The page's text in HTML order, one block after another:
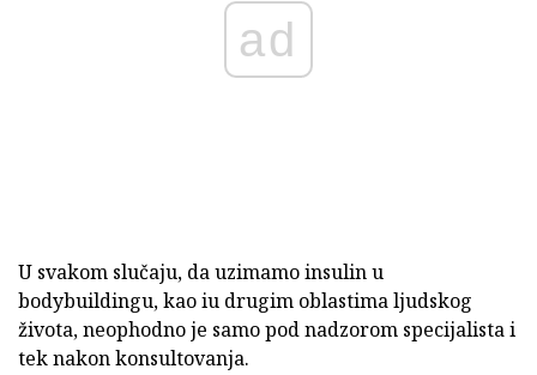
ad
U svakom slučaju, da uzimamo insulin u
bodybuildingu, kao iu drugim oblastima ljudskog
života, neophodno je samo pod nadzorom specijalista i
tek nakon konsultovanja.